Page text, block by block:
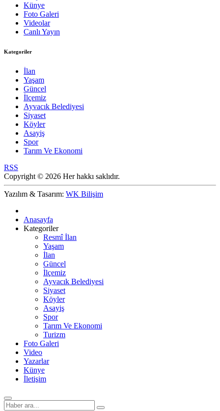
Künye
Foto Galeri
Videolar
Canlı Yayın
Kategoriler
İlan
Yaşam
Güncel
İlçemiz
Ayvacık Belediyesi
Siyaset
Köyler
Asayiş
Spor
Tarım Ve Ekonomi
RSS
Copyright © 2026 Her hakkı saklıdır.
Yazılım & Tasarım: WK Bilişim
Anasayfa
Kategoriler
Resmî İlan
Yaşam
İlan
Güncel
İlçemiz
Ayvacık Belediyesi
Siyaset
Köyler
Asayiş
Spor
Tarım Ve Ekonomi
Turizm
Foto Galeri
Video
Yazarlar
Künye
İletişim